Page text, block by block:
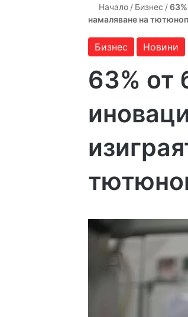
Начало / Бизнес /
намаляване на
Бизнес Новини
63% от